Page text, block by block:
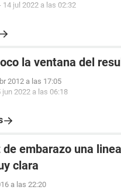
14 jul 2022 a las 02:32
la ventana del
2012 a las 17:05
jun 2022 a las 06:18
embarazo una
clara
a las 22:20